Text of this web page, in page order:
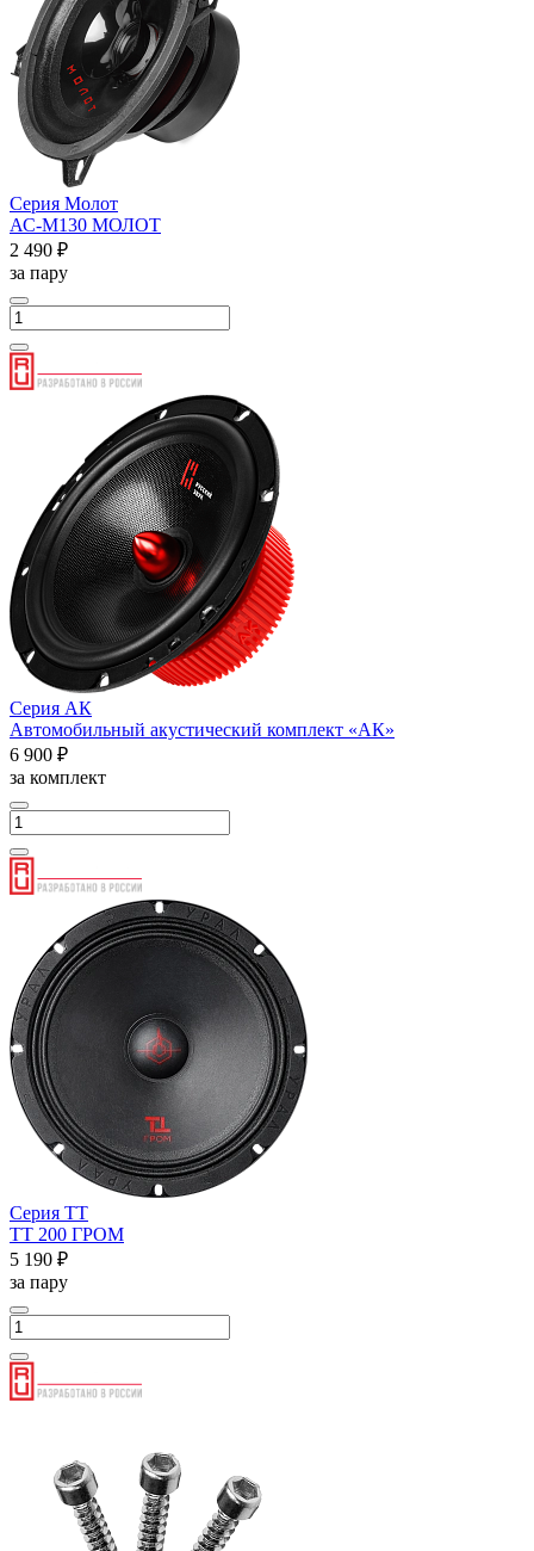
Серия Молот
АС-М130 МОЛОТ
2 490 ₽
за пару
Серия АК
Автомобильный акустический комплект «АК»
6 900 ₽
за комплект
Серия ТТ
ТТ 200 ГРОМ
5 190 ₽
за пару